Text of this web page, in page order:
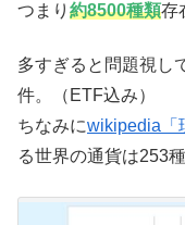
つまり 約8500種類存
多すぎると問題視し
件。（ETF込み）
ちなみにwikipedia「
る世界の通貨は253